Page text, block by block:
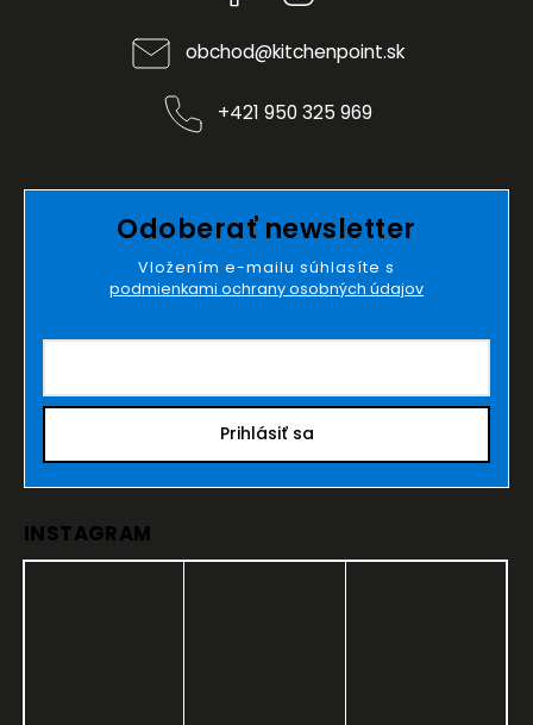
obchod@kitchenpoint.sk
+421 950 325 969
Odoberať newsletter
Vložením e-mailu súhlasíte s
podmienkami ochrany osobných údajov
Prihlásiť sa
INSTAGRAM